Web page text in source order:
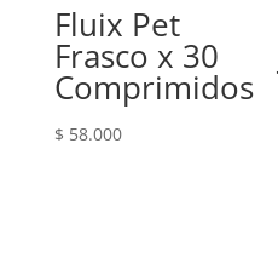
Fluix Pet
Frasco x 30
Comprimidos
$ 58.000